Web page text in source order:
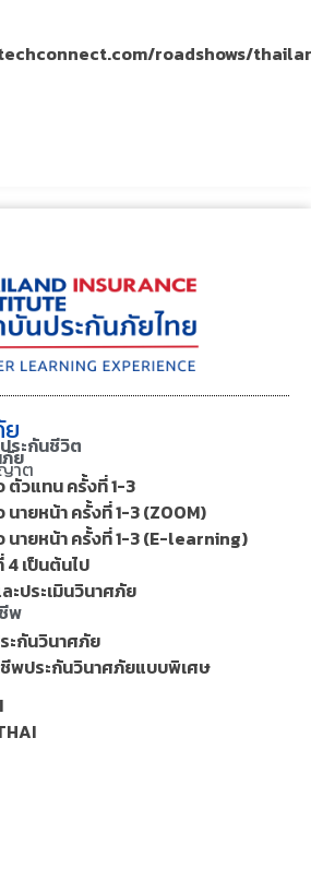
roadshows/
ระกันชีวิต
ย
าต
วแทน ครั้งที่ 1-3
ายหน้า ครั้งที่ 1-3 (ZOOM)
ายหน้า ครั้งที่ 1-3 (E-learning)
เป็นต้นไป
ประเมินวินาศภัย
พ
ะกันวินาศภัย
ชีพประกันวินาศภัยแบบพิเศษ